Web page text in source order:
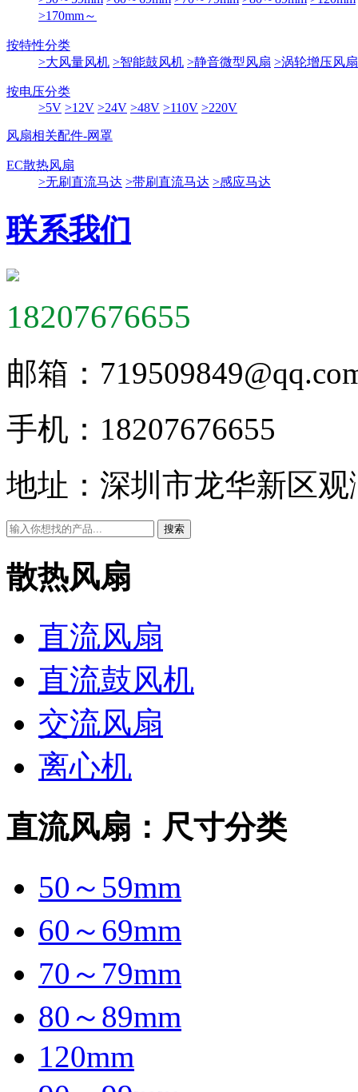
>170mm～
按特性分类
>大风量风机 >智能鼓风机 >静音微型风扇 >涡轮增压风扇
按电压分类
>5V >12V >24V >48V >110V >220V
风扇相关配件-网罩
EC散热风扇
>无刷直流马达 >带刷直流马达 >感应马达
联系我们
18207676655
邮箱：
手机： 18207676655
地址： 深圳市龙华新区
搜索
散热风扇
直流风扇
直流鼓风机
交流风扇
离心机
直流风扇：尺寸分类
50～59mm
60～69mm
70～79mm
80～89mm
120mm